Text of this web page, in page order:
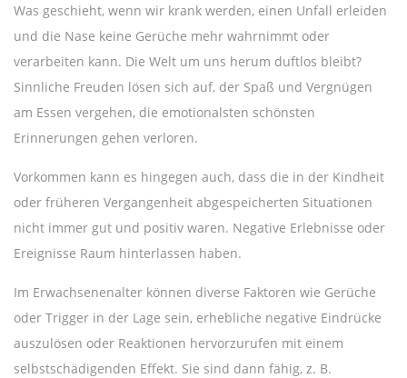
Was geschieht, wenn wir krank werden, einen Unfall erleiden
und die Nase keine Gerüche mehr wahrnimmt oder
verarbeiten kann. Die Welt um uns herum duftlos bleibt?
Sinnliche Freuden lösen sich auf, der Spaß und Vergnügen
am Essen vergehen, die emotionalsten schönsten
Erinnerungen gehen verloren.
Vorkommen kann es hingegen auch, dass die in der Kindheit
oder früheren Vergangenheit abgespeicherten Situationen
nicht immer gut und positiv waren. Negative Erlebnisse oder
Ereignisse Raum hinterlassen haben.
Im Erwachsenenalter können diverse Faktoren wie Gerüche
oder Trigger in der Lage sein, erhebliche negative Eindrücke
auszulösen oder Reaktionen hervorzurufen mit einem
selbstschädigenden Effekt. Sie sind dann fähig, z. B.